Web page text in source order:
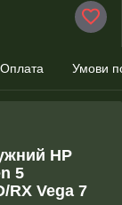
Оплата Умови
HP
5
/RX Vega 7